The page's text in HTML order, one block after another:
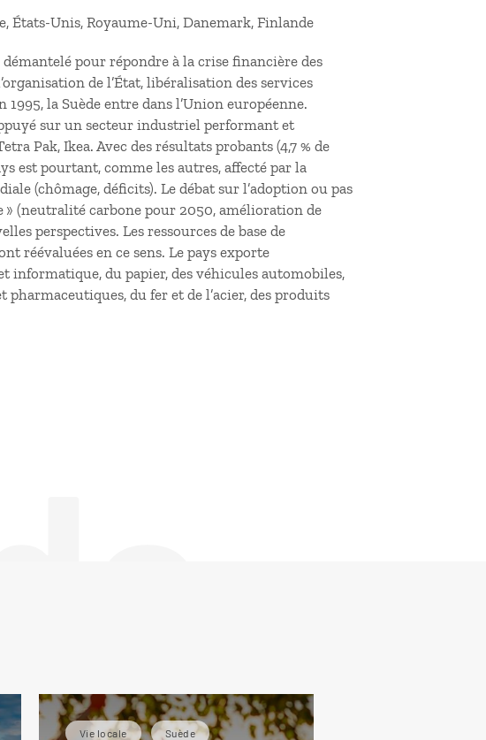
États-Unis, Royaume-Uni, Danemark, Finlande
pour répondre à la crise financière des
de l’État, libéralisation des services
la Suède entre dans l’Union européenne.
sur un secteur industriel performant et
Pak, Ikea. Avec des résultats probants (4,7 % de
est pourtant, comme les autres, affecté par la
(chômage, déficits). Le débat sur l’adoption ou pas
» (neutralité carbone pour 2050, amélioration de
perspectives. Les ressources de base de
réévaluées en ce sens. Le pays exporte
du papier, des véhicules automobiles,
du fer et de l’acier, des produits
Vie locale Suède